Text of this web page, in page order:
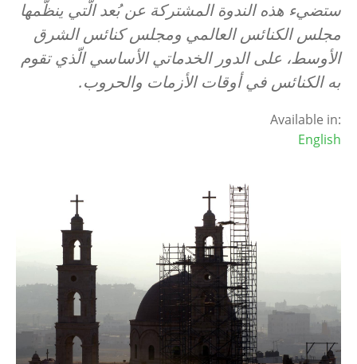
ستضيء هذه الندوة المشتركة عن بُعد الّتي ينظّمها
مجلس الكنائس العالمي ومجلس كنائس الشرق
الأوسط، على الدور الخدماتي الأساسي الّذي تقوم
به الكنائس في أوقات الأزمات والحروب.
Available in:
English